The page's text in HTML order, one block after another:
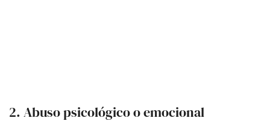
2. Abuso psicológico o emocional